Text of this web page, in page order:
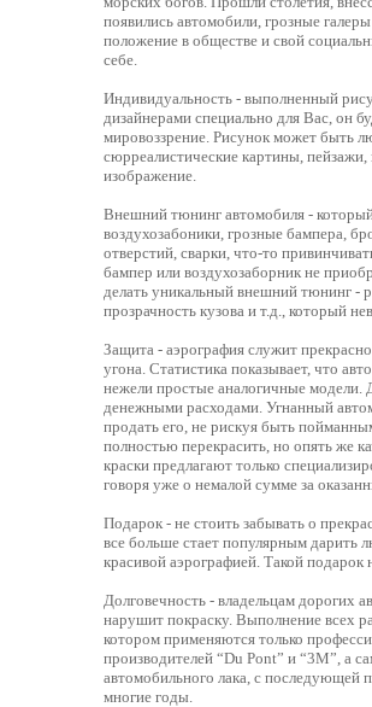
появились автомобили, грозные
положение в обществе и свой
себе.
Индивидуальность - выполненный
дизайнерами специально для Вас, он
мировоззрение. Рисунок может быть
сюрреалистические картины,
изображение.
Внешний тюнинг автомобиля -
воздухозабоники, грозные бампера,
отверстий, сварки, что-то
бампер или воздухозаборник не
делать уникальный внешний тюнинг -
прозрачность кузова и т.д., который
Защита - аэрография служит
угона. Статистика показывает, что
нежели простые аналогичные модели.
денежными расходами. Угнанный
продать его, не рискуя быть
полностью перекрасить, но опять же
краски предлагают только
говоря уже о немалой сумме за
Подарок - не стоить забывать о
все больше стает популярным
красивой аэрографией. Такой
Долговечность - владельцам дорогих
нарушит покраску. Выполнение всех
котором применяются только
производителей “Du Pont” и “3M”, а
автомобильного лака, с последующей
многие годы.